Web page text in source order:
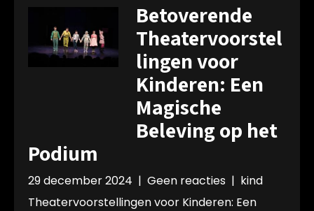
Betoverende
Theatervoorstel
lingen voor
Kinderen: Een
Magische
Beleving op het
Podium
29 december 2024 | Geen reacties | kind
Theatervoorstellingen voor Kinderen: Een